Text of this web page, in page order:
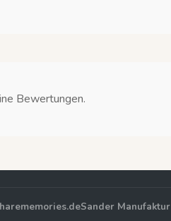
Bewertungen.
Sander Manufaktur